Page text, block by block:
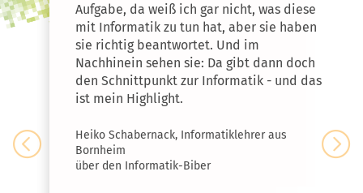
Aufgabe, da weiß ich gar nicht, was diese
mit Informatik zu tun hat, aber sie haben
sie richtig beantwortet. Und im
Nachhinein sehen sie: Da gibt dann doch
den Schnittpunkt zur Informatik - und das
ist mein Highlight.
Heiko Schabernack, Informatiklehrer aus
Bornheim
über den Informatik-Biber
Vorheriges